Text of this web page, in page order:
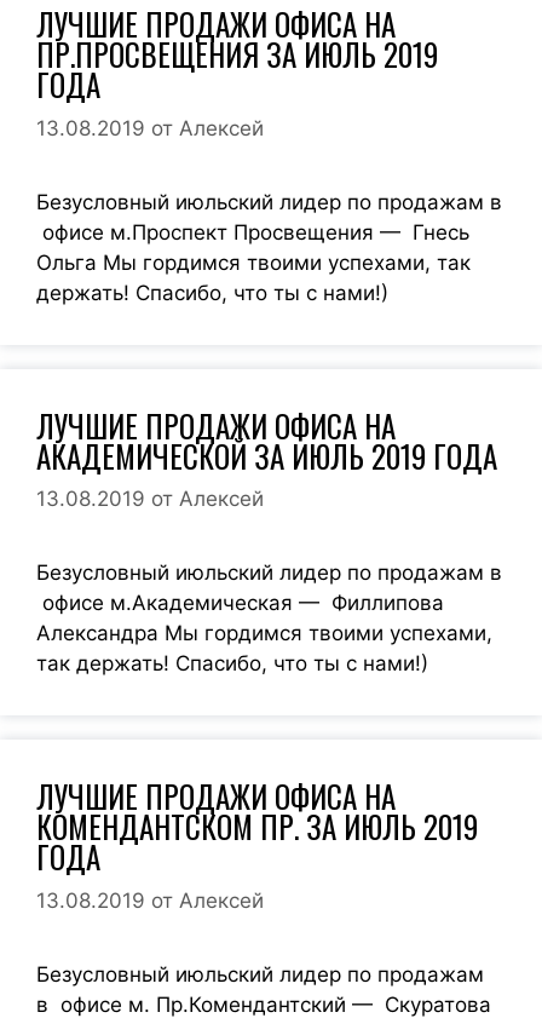
ЛУЧШИЕ ПРОДАЖИ ОФИСА НА
ПР.ПРОСВЕЩЕНИЯ ЗА ИЮЛЬ 2019
ГОДА
13.08.2019 от Алексей
Безусловный июльский лидер по продажам в
офисе м.Проспект Просвещения — Гнесь
Ольга Мы гордимся твоими успехами, так
держать! Спасибо, что ты с нами!)
ЛУЧШИЕ ПРОДАЖИ ОФИСА НА
АКАДЕМИЧЕСКОЙ ЗА ИЮЛЬ 2019 ГОДА
13.08.2019 от Алексей
Безусловный июльский лидер по продажам в
офисе м.Академическая — Филлипова
Александра Мы гордимся твоими успехами,
так держать! Спасибо, что ты с нами!)
ЛУЧШИЕ ПРОДАЖИ ОФИСА НА
КОМЕНДАНТСКОМ ПР. ЗА ИЮЛЬ 2019
ГОДА
13.08.2019 от Алексей
Безусловный июльский лидер по продажам
в офисе м. Пр.Комендантский — Скуратова